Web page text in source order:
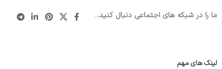
ما را در شبکه های اجتماعی دنبال کنید...
لینک های مهم